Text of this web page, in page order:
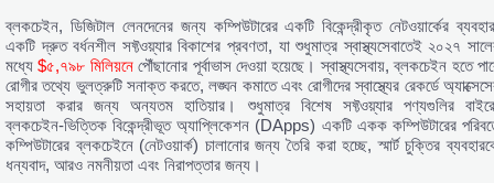
ব্লকচেইন, ডিজিটাল লেনদেনের জন্য কম্পিউটারের একটি বিকেন্দ্রীকৃত নেটওয়ার্কের
একটি দ্রুত বর্ধনশীল সফ্টওয়্যার বিকাশের প্রবণতা, যা শুধুমাত্র স্বাস্থ্যসেবাতেই ২০২৭
মধ্যে$৫,৭৯৮ মিলিয়নেপৌঁছানোর পূর্বাভাস দেওয়া হয়েছে। স্বাস্থ্যসেবায়, ব্লকচেইন হতে
রোগীর তথ্যে ভুলত্রুটি সনাক্ত করতে, লঙ্ঘন কমাতে এবং রোগীদের স্বাস্থ্যের রেকর্ডে
সহায়তা করার জন্য অন্যতম হাতিয়ার। শুধুমাত্র বিশেষ সফ্টওয়্যার পণ্যগুলির
ব্লকচেইন-ভিত্তিক বিকেন্দ্রীভূত অ্যাপ্লিকেশন (DApps) একটি একক কম্পিউটারের
কম্পিউটারের ব্লকচেইনে (নেটওয়ার্ক) চালানোর জন্য তৈরি করা হচ্ছে, স্মার্ট চুক্তির
ধন্যবাদ, আরও নমনীয়তা এবং নিরাপত্তার জন্য।